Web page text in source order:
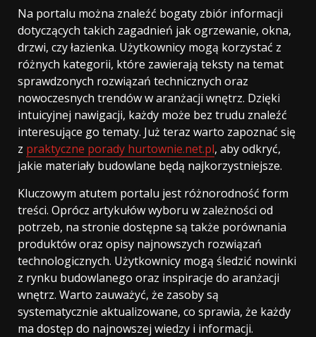
Na portalu można znaleźć bogaty zbiór informacji
dotyczących takich zagadnień jak ogrzewanie, okna,
drzwi, czy łazienka. Użytkownicy mogą korzystać z
różnych kategorii, które zawierają teksty na temat
sprawdzonych rozwiązań technicznych oraz
nowoczesnych trendów w aranżacji wnętrz. Dzięki
intuicyjnej nawigacji, każdy może bez trudu znaleźć
interesujące go tematy. Już teraz warto zapoznać się
z praktyczne porady hurtownie.net.pl, aby odkryć,
jakie materiały budowlane będą najkorzystniejsze.
Kluczowym atutem portalu jest różnorodność form
treści. Oprócz artykułów wyboru w zależności od
potrzeb, na stronie dostępne są także porównania
produktów oraz opisy najnowszych rozwiązań
technologicznych. Użytkownicy mogą śledzić nowinki
z rynku budowlanego oraz inspiracje do aranżacji
wnętrz. Warto zauważyć, że zasoby są
systematycznie aktualizowane, co sprawia, że każdy
ma dostęp do najnowszej wiedzy i informacji.